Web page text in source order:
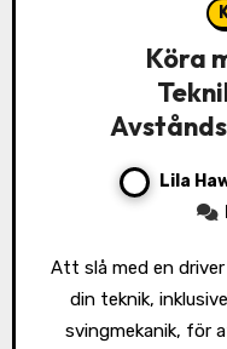
Köra
Lila
Att slå med en driver kräver noggrann anpassning av
din teknik,
svingmekanik, för